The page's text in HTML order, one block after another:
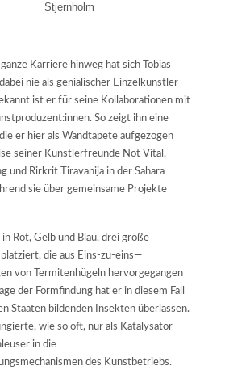
Stjernholm
Karriere hinweg hat sich Tobias
nie als genialischer Einzelkünstler
ist er für seine Kollaborationen mit
So zeigt ihn eine
er hier als Wandtapete aufgezogen
seiner Künstlerfreunde Not Vital,
und Rirkrit Tiravanija in der Sahara
sie über gemeinsame Projekte
in Rot, Gelb und Blau, drei große
die aus Eins-zu-eins—
von Termitenhügeln hervorgegangen
der Formfindung hat er in diesem Fall
Staaten bildenden Insekten überlassen.
wie so oft, nur als Katalysator
in die
des Kunstbetriebs.